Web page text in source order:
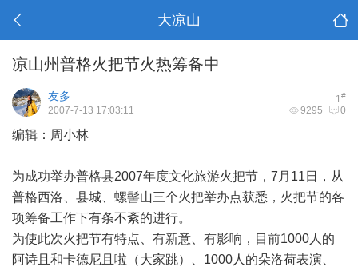
大凉山
凉山州普格火把节火热筹备中
1#
友多
9295 0
2007-7-13 17:03:11
编辑：周小林
为成功举办普格县2007年度文化旅游火把节，7月11日，从
普格西洛、县城、螺髻山三个火把举办点获悉，火把节的各
项筹备工作下有条不紊的进行。
为使此次火把节有特点、有新意、有影响，目前1000人的
阿诗且和卡德尼且啦（大家跳）、1000人的朵洛荷表演、